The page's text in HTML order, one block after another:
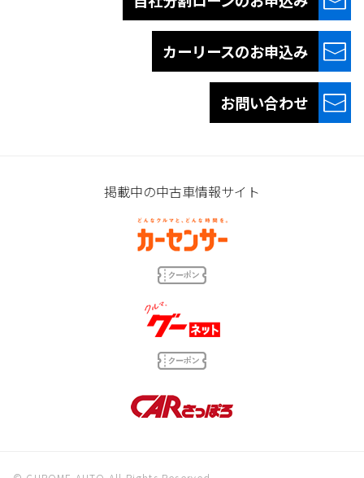
カーリースのお申込み
お問い合わせ
掲載中の中古車情報サイト